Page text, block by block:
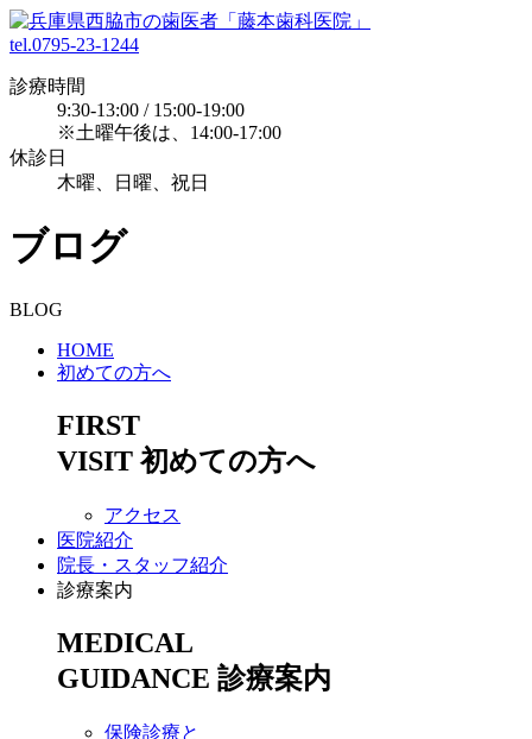
tel.0795-23-1244
診療時間
9:30-13:00 / 15:00-19:00
※土曜午後は、14:00-17:00
休診日
木曜、日曜、祝日
ブログ
BLOG
HOME
初めての方へ
FIRST
VISIT 初めての方へ
アクセス
医院紹介
院長・スタッフ紹介
診療案内
MEDICAL
GUIDANCE 診療案内
保険診療と